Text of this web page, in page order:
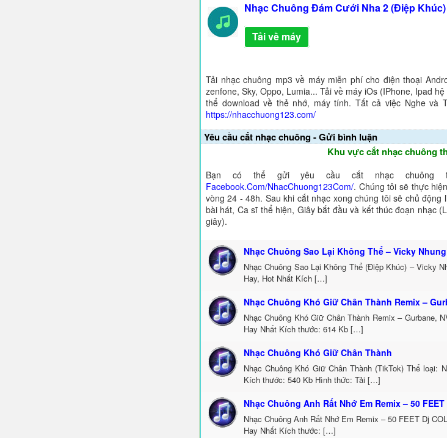
Nhạc Chuông Đám Cưới Nha 2 (Điệp
Tải về máy
Tải nhạc chuông mp3 về máy miễn phí cho điện thoại
zenfone, Sky, Oppo, Lumia... Tải về máy iOs (IPhone, Ipad
thể download về thẻ nhớ, máy tính. Tất cả việc Nghe và
https://nhacchuong123.com/
Yêu cầu cắt nhạc chuông - Gửi bình luận
Khu vực cắt nhạc chuông
Bạn có thể gửi yêu cầu cắt nhạc chuông
Facebook.Com/NhacChuong123Com/. Chúng tôi sẽ thực
vòng 24 - 48h. Sau khi cắt nhạc xong chúng tôi sẽ chủ
bài hát, Ca sĩ thể hiện, Giây bắt đầu và kết thúc đoạn nhạc
giây).
Nhạc Chuông Sao Lại Không Thể – Vicky Nhung
Nhạc Chuông Sao Lại Không Thể (Điệp Khúc) – Vicky
Hay, Hot Nhất Kích […]
Nhạc Chuông Khó Giữ Chân Thành Remix –
Nhạc Chuông Khó Giữ Chân Thành Remix – Gurbane,
Hay Nhất Kích thước: 614 Kb […]
Nhạc Chuông Khó Giữ Chân Thành
Nhạc Chuông Khó Giữ Chân Thành (TikTok) Thể loại:
Kích thước: 540 Kb Hình thức: Tải […]
Nhạc Chuông Anh Rất Nhớ Em Remix – 50 FEET
Nhạc Chuông Anh Rất Nhớ Em Remix – 50 FEET Dj
Hay Nhất Kích thước: […]